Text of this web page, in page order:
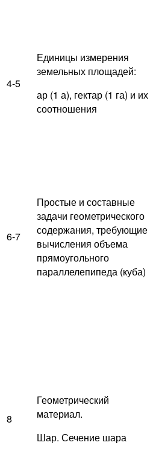
4-5
Единицы измерения
земельных площадей:
ар (1 а), гектар (1 га) и их
соотношения
6-7
Простые и составные
задачи геометрического
содержания, требующие
вычисления объема
прямоугольного
параллелепипеда (куба)
8
Геометрический
материал.
Шар. Сечение шара